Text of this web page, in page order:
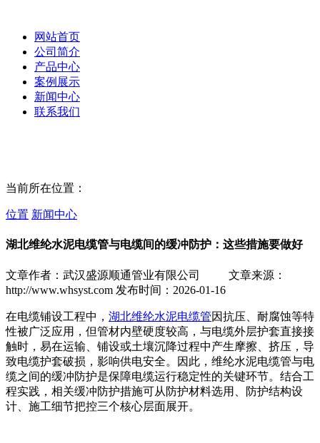
网站首页
公司简介
产品中心
案例展示
新闻中心
联系我们
当前所在位置：
位置 新闻中心
湖北维纶水泥电缆管与电缆间的缓冲防护：这些措施要做好
文章作者：武汉盛源顺通管业有限公司 文章来源：
http://www.whsyst.com 发布时间：2026-01-16
在电缆铺设工程中， 湖北维纶水泥电缆管因抗压、耐腐蚀等特
性被广泛应用，但管材内壁硬度较高，与电缆外层护套直接接
触时，易在运输、铺设或土壤沉降过程中产生摩擦、挤压，导
致电缆护套破损，影响供电安全。因此，维纶水泥电缆管与电
缆之间的缓冲防护是保障电缆运行稳定性的关键环节。结合工
程实践，相关缓冲防护措施可从防护材料选用、防护结构设
计、施工细节把控三个核心层面展开。